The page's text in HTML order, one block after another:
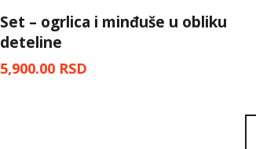
Set – ogrlica i minđuše u obliku
deteline
5,900.00 RSD